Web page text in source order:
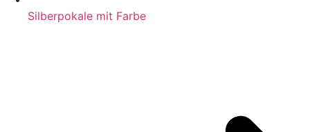
Silberpokale mit Farbe